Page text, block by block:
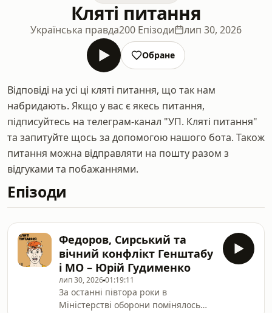
Кляті питання
Українська правда200 Епізоди лип 30, 2026
Обране
Відповіді на усі ці кляті питання, що так нам
набридають. Якщо у вас є якесь питання,
підписуйтесь на телеграм-канал "УП. Кляті питання"
та запитуйте щось за допомогою нашого бота. Також
питання можна відправляти на пошту разом з
відгуками та побажаннями.
Епізоди
Федоров, Сирський та
вічний конфлікт Генштабу
і МО – Юрій Гудименко
лип 30, 202601:19:11
За останні півтора роки в
Міністерстві оборони помінялось